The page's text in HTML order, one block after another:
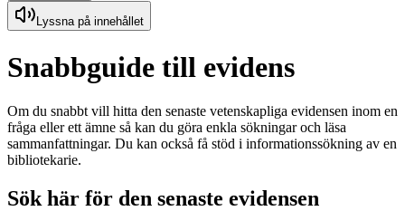
Lyssna på innehållet
Snabbguide till evidens
Om du snabbt vill hitta den senaste vetenskapliga evidensen inom en
fråga eller ett ämne så kan du göra enkla sökningar och läsa
sammanfattningar. Du kan också få stöd i informationssökning av en
bibliotekarie.
Sök här för den senaste evidensen